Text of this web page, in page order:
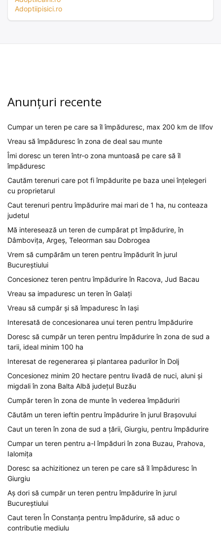
Adoptiipisici.ro
Anunțuri recente
Cumpar un teren pe care sa îl împăduresc, max 200 km de Ilfov
Vreau să împăduresc în zona de deal sau munte
Îmi doresc un teren într-o zona muntoasă pe care să îl
împăduresc
Cautăm terenuri care pot fi împădurite pe baza unei înțelegeri
cu proprietarul
Caut terenuri pentru împădurire mai mari de 1 ha, nu conteaza
judetul
Mă interesează un teren de cumpărat pt împădurire, în
Dâmbovița, Argeș, Teleorman sau Dobrogea
Vrem să cumpărăm un teren pentru împădurit în jurul
Bucureștiului
Concesionez teren pentru împădurire în Racova, Jud Bacau
Vreau sa impaduresc un teren în Galați
Vreau să cumpăr și să împaduresc în Iași
Interesată de concesionarea unui teren pentru împădurire
Doresc să cumpăr un teren pentru împădurire în zona de sud a
tarii, ideal minim 100 ha
Interesat de regenerarea și plantarea padurilor în Dolj
Concesionez minim 20 hectare pentru livadă de nuci, aluni și
migdali în zona Balta Albă județul Buzău
Cumpăr teren în zona de munte în vederea împăduriri
Căutăm un teren ieftin pentru împădurire în jurul Brașovului
Caut un teren în zona de sud a țării, Giurgiu, pentru împădurire
Cumpar un teren pentru a-l împăduri în zona Buzau, Prahova,
Ialomița
Doresc sa achizitionez un teren pe care să îl împăduresc în
Giurgiu
Aș dori să cumpăr un teren pentru împădurire în jurul
Bucureștiului
Caut teren În Constanța pentru împădurire, să aduc o
contributie mediulu